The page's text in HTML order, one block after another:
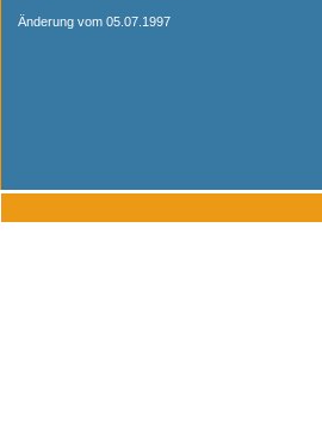
Änderung vom 05.07.1997